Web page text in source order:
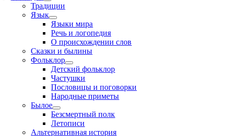
Традиции
Язык
Языки мира
Речь и логопедия
О происхождении слов
Сказки и былины
Фольклор
Детский фольклор
Частушки
Пословицы и поговорки
Народные приметы
Былое
Безсмертный полк
Летописи
Альтернативная история